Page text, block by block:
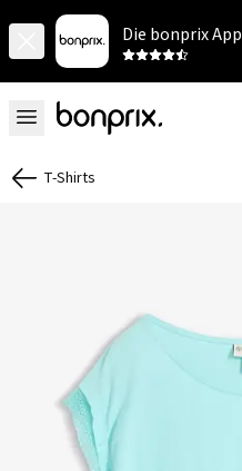
Die bonprix App
T-Shirts